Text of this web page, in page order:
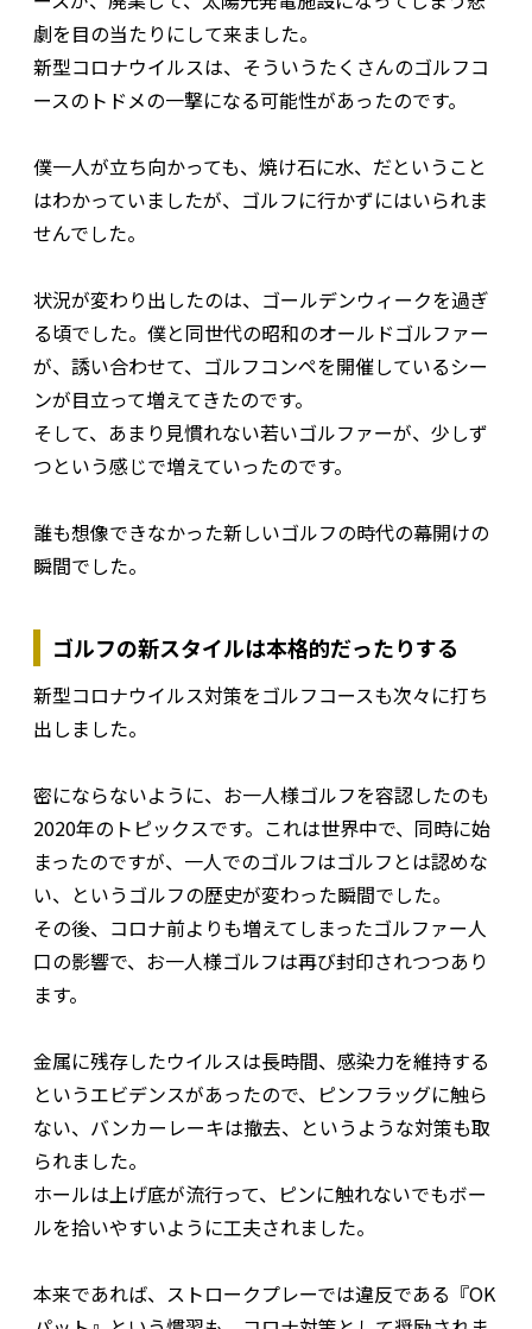
劇を目の当たりにして来ました。
新型コロナウイルスは、そういうたくさんのゴルフコ
ースのトドメの一撃になる可能性があったのです。
僕一人が立ち向かっても、焼け石に水、だということ
はわかっていましたが、ゴルフに行かずにはいられま
せんでした。
状況が変わり出したのは、ゴールデンウィークを過ぎ
る頃でした。僕と同世代の昭和のオールドゴルファー
が、誘い合わせて、ゴルフコンペを開催しているシー
ンが目立って増えてきたのです。
そして、あまり見慣れない若いゴルファーが、少しず
つという感じで増えていったのです。
誰も想像できなかった新しいゴルフの時代の幕開けの
瞬間でした。
ゴルフの新スタイルは本格的だったりする
新型コロナウイルス対策をゴルフコースも次々に打ち
出しました。
密にならないように、お一人様ゴルフを容認したのも
2020年のトピックスです。これは世界中で、同時に始
まったのですが、一人でのゴルフはゴルフとは認めな
い、というゴルフの歴史が変わった瞬間でした。
その後、コロナ前よりも増えてしまったゴルファー人
口の影響で、お一人様ゴルフは再び封印されつつあり
ます。
金属に残存したウイルスは長時間、感染力を維持する
というエビデンスがあったので、ピンフラッグに触ら
ない、バンカーレーキは撤去、というような対策も取
られました。
ホールは上げ底が流行って、ピンに触れないでもボー
ルを拾いやすいように工夫されました。
本来であれば、ストロークプレーでは違反である『OK